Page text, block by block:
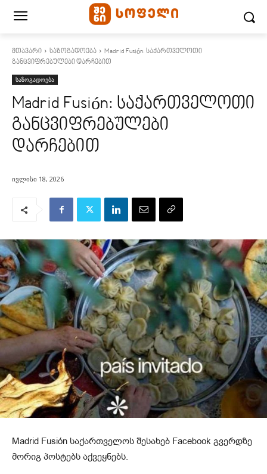
მთავარი საზოგადოება
Madrid Fusión: საქართველოთი
განცვიფრებულები დარჩებით
საზოგადოება
Madrid Fusión: საქართველოთი
განცვიფრებულები
დარჩებით
ივლისი 18, 2026
Madrid Fusión საქართველოს შესახებ Facebook გვერდზე
მორიგ პოსტებს აქვეყნებს.